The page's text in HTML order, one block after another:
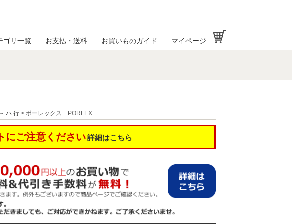
ゴリ一覧 お支払・送料 お買いものガイド マイページ
ハ 行 > ポーレックス PORLEX
にご注意ください 詳細はこちら